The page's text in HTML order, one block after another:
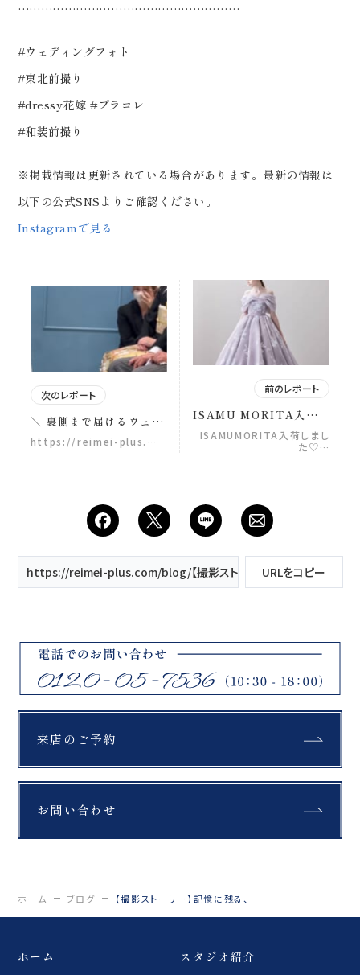
…………………………………………………
#ウェディングフォト
#東北前撮り
#dressy花嫁 #プラコレ
#和装前撮り
※掲載情報は更新されている場合があります。最新の情報は
以下の公式SNSよりご確認ください。
Instagramで見る
次のレポート
＼ 裏側まで届けるウェデ
ィングフォトスタジオ／
私たちはウェディングフ
戦したのは スタジオでの
人前式プロデュース。 は
じめて大切な一日を任さ
備を重ねて迎えた本番。
新婦の想いがあふれた瞬
たりの想いのために挑戦
し続けます！ 大切な一日
ったおふたりへ。 心から
感謝を込めて。 おふたり
の幸せを 心から願ってい
ング #人前式 #ウェディ
グフォトスタジオ #前撮
り
https://reimei-plus.…
前のレポート
ISAMU MORITA入荷し
ました♡
ISAMUMORITA入荷しまし
た♡…
https://reimei-plus.com/blog/【撮影ストーリー】記憶に残る、実家
URLをコピー
来店のご予約
お問い合わせ
ホーム ブログ 【撮影ストーリー】記憶に残る、
ホーム スタジオ紹介